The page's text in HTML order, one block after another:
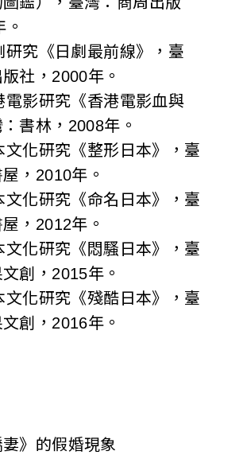
《日劇最前線》，臺
社，2000年。
影研究《香港電影血與
書林，2008年。
研究《整形日本》，臺
，2010年。
研究《命名日本》，臺
，2012年。
研究《悶騷日本》，臺
創，2015年。
研究《殘酷日本》，臺
創，2016年。
》的假婚現象